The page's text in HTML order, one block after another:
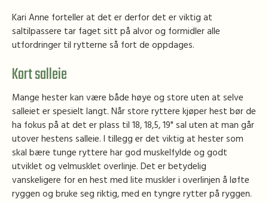
Kari Anne forteller at det er derfor det er viktig at
saltilpassere tar faget sitt på alvor og formidler alle
utfordringer til rytterne så fort de oppdages.
Kort salleie
Mange hester kan være både høye og store uten at selve
salleiet er spesielt langt. Når store ryttere kjøper hest bør de
ha fokus på at det er plass til 18, 18,5, 19" sal uten at man går
utover hestens salleie. I tillegg er det viktig at hester som
skal bære tunge ryttere har god muskelfylde og godt
utviklet og velmusklet overlinje. Det er betydelig
vanskeligere for en hest med lite muskler i overlinjen å løfte
ryggen og bruke seg riktig, med en tyngre rytter på ryggen.